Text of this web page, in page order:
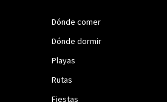
Dónde comer
Dónde dormir
Playas
Rutas
Fiestas